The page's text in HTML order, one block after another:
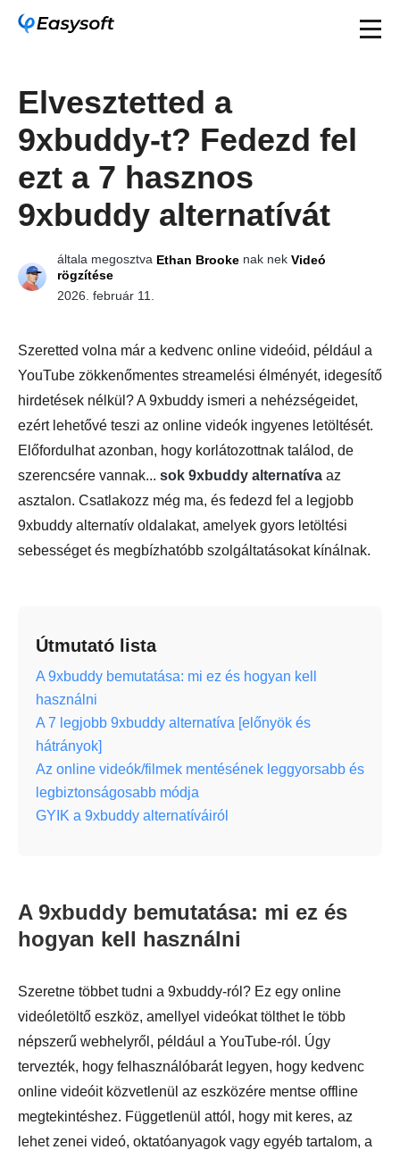
Elvesztetted a
9xbuddy-t? Fedezd fel
ezt a 7 hasznos
9xbuddy alternatívát
általa megosztva Ethan Brooke nak nek Videó
rögzítése
2026. február 11.
Szeretted volna már a kedvenc online videóid, például a
YouTube zökkenőmentes streamelési élményét, idegesítő
hirdetések nélkül? A 9xbuddy ismeri a nehézségeidet,
ezért lehetővé teszi az online videók ingyenes letöltését.
Előfordulhat azonban, hogy korlátozottnak találod, de
szerencsére vannak... sok 9xbuddy alternatíva az
asztalon. Csatlakozz még ma, és fedezd fel a legjobb
9xbuddy alternatív oldalakat, amelyek gyors letöltési
sebességet és megbízhatóbb szolgáltatásokat kínálnak.
Útmutató lista
A 9xbuddy bemutatása: mi ez és hogyan kell
használni
A 7 legjobb 9xbuddy alternatíva [előnyök és
hátrányok]
Az online videók/filmek mentésének leggyorsabb és
legbiztonságosabb módja
GYIK a 9xbuddy alternatíváiról
A 9xbuddy bemutatása: mi ez és
hogyan kell használni
Szeretne többet tudni a 9xbuddy-ról? Ez egy online
videóletöltő eszköz, amellyel videókat tölthet le több
népszerű webhelyről, például a YouTube-ról. Úgy
tervezték, hogy felhasználóbarát legyen, hogy kedvenc
online videóit közvetlenül az eszközére mentse offline
megtekintéshez. Függetlenül attól, hogy mit keres, az
lehet zenei videó, oktatóanyagok vagy egyéb tartalom, a